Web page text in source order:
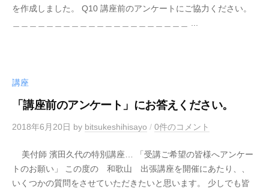
を作成しました。 Q10 講座前のアンケートにご協力ください。
＿＿＿＿＿＿＿＿＿＿＿＿＿＿＿＿＿＿＿＿＿ ...
講座
「講座前のアンケート」にお答えください。
2018年6月20日 by bitsukeshihisayo / 0件のコメント
美付師 濱田久代の特別講座… 「受講ご希望の皆様へアンケー
トのお願い」 この度の 和歌山 出張講座を開催にあたり、、
いくつかの質問をさせていただきたいと思います。 少しでも皆